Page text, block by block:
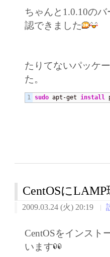
ちゃんと1.0.10の
認できました
たりてないパッケ
た。
sudo apt-get install
CentOSに
2009.03.24 (火) 20:19
CentOSをインスト
います